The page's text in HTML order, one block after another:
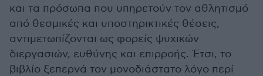
και τα πρόσωπα που υπηρετούν τον αθλητισμό
από θεσμικές και υποστηρικτικές θέσεις,
αντιμετωπίζονται ως φορείς ψυχικών
διεργασιών, ευθύνης και επιρροής. Έτσι, το
βιβλίο ξεπερνά τον μονοδιάστατο λόγο περί